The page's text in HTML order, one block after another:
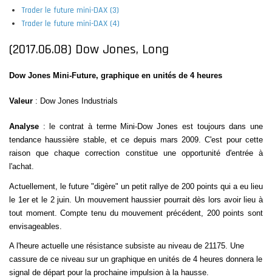
Trader le future mini-DAX (3)
Trader le future mini-DAX (4)
(2017.06.08) Dow Jones, Long
Dow Jones Mini-Future, graphique en unités de 4 heures
Valeur : Dow Jones Industrials
Analyse : le contrat à terme Mini-Dow Jones est toujours dans une
tendance haussière stable, et ce depuis mars 2009. C'est pour cette
raison que chaque correction constitue une opportunité d'entrée à
l'achat.
Actuellement, le future "digère" un petit rallye de 200 points qui a eu lieu
le 1er et le 2 juin. Un mouvement haussier pourrait dès lors avoir lieu à
tout moment. Compte tenu du mouvement précédent, 200 points sont
envisageables.
A l'heure actuelle une résistance subsiste au niveau de 21175. Une
cassure de ce niveau sur un graphique en unités de 4 heures donnera le
signal de départ pour la prochaine impulsion à la hausse.